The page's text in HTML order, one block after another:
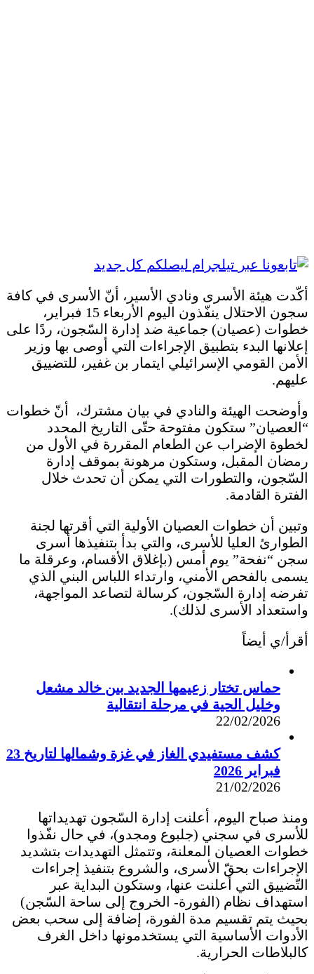
أكّدت هيئة الأسرى ونادي الأسير، أنّ الأسرى في كافة
سجون الاحتلال ينفّذون اليوم الأربعاء 15 فبراير،
خطوات (عصيان) جماعية ضد إدارة السّجون، ردًا على
إعلانها البدء بتطبيق الإجراءات التي أوصى بها وزير
الأمن القومي الإسرائيلي ايتمار بن غفير، للتضييق
عليهم.
وأوضحت الهيئة والنادي في بيان مشترك، أنّ خطوات
“العصيان” ستكون مفتوحة حتّى التاريخ المحدد
لخطوة الإضراب عن الطعام المقررة في الأول من
رمضان المقبل، وستكون مرهونة بموقف إدارة
السّجون، والتطورات التي يمكن أن تحدث خلال
الفترة القادمة.
وتبين أن خطوات العصيان الأولية التي أقرتها لجنة
الطوارئ العليا للأسرى، والتي بدأ بتنفيذها أسرى
سجن “نفحة” يوم أمس (بإغلاق الأقسام، وعرقلة ما
يسمى بالفحص الأمني، وارتداء اللباس البني الذي
تفرضه إدارة السّجون، كرسالة لتصاعد المواجهة،
واستعداد الأسرى لذلك).
أقرأ/ي أيضاً
حماس تختار زعيمها الجديد بين خالد مشعل
وخليل الحية في مرحلة انتقالية
22/02/2026
كشف مستفيدي الغاز في غزة وشمالها لتاريخ 23
فبراير 2026
21/02/2026
ومنذ صباح اليوم، أعلنت إدارة السّجون تهديداتها
للأسرى في سجني (جلبوع ومجدو)، في حال نفّذوا
خطوات العصيان المعلنة، وتتمثل التهديدات بتشديد
الإجراءات بحقّ الأسرى، والشروع بتنفيذ إجراءات
التّضييق التي أعلنت عنها، وستكون البداية عبر
استهداف نظام (الفورة- الخروج إلى ساحة السّجن)
بحيث يتم تقسيم مدة الفورة، إضافة إلى سحب بعض
الأدوات الأساسية التي يستخدمونها داخل الغرف
كالبلاطات الحرارية.